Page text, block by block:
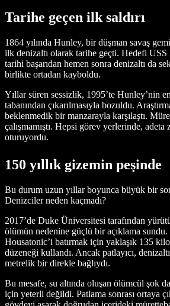
Tarihe geçen ilk saldırı
1864 yılında Hunley, bir düşman savaş
ilk denizaltı olarak tarihe geçti. Hedefi
tarihi başarıdan hemen sonra denizaltı da
birlikte ortadan kayboldu.
Yıllar süren sessizlik, 1995’te Hunley’nin
tabanından çıkarılmasıyla bozuldu.
beklenmedik bir manzarayla karşılaştı.
çalışmamıştı. Hepsi görev yerlerinde,
oturuyordu.
150 yıllık gizemin peşinde
Bu durum uzun yıllar boyunca büyük bir
Denizciler neden kaçmadı?
2017’de Duke Üniversitesi tarafından
ölümün nedenine güçlü bir açıklama
Housatonic’i batırmak için yaklaşık 135
düzeneği kullandı. Ancak patlayıcı,
metrelik bir direkle bağlıydı.
Bu mesafe, su altında oluşan ölümcül şok
için yeterli değildi. Patlama sonrası ortaya